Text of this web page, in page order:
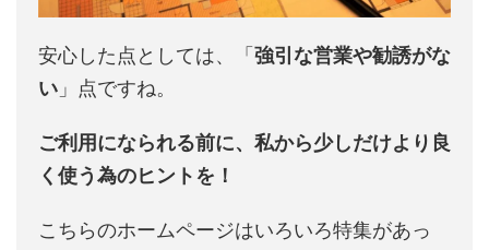
安心した点としては、「 強引な営業や勧誘がな
い 」点ですね。
ご利用になられる前に、私から少しだけより良
く使う為のヒントを！
こちらのホームページはいろいろ特集があっ